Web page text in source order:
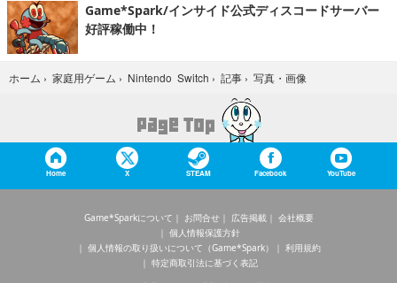
Game*Spark/インサイド公式ディスコードサーバー
好評稼働中！
ホーム › 家庭用ゲーム › Nintendo Switch › 記事 › 写真・画像
Home X STEAM Facebook YouTube
Game*Sparkについて お問合せ 広告掲載
会社概要
個人情報保護方針
個人情報の取り扱いについて（Game*Spark）
利用規約
特定商取引法に基づく表記